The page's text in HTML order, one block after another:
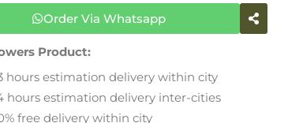
Order Via Whatsapp
Product:
hours estimation delivery within city
hours estimation delivery inter-cities
free delivery within city